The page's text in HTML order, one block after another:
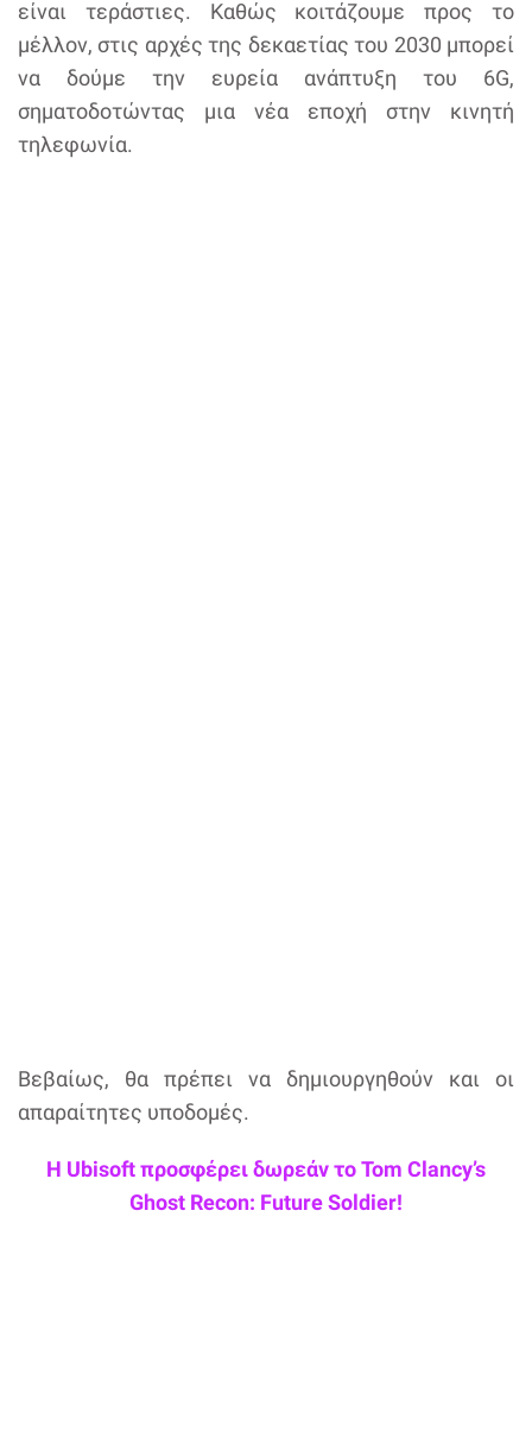
είναι τεράστιες. Καθώς κοιτάζουμε προς το
μέλλον, στις αρχές της δεκαετίας του 2030 μπορεί
να δούμε την ευρεία ανάπτυξη του 6G,
σηματοδοτώντας μια νέα εποχή στην κινητή
τηλεφωνία.
Βεβαίως, θα πρέπει να δημιουργηθούν και οι
απαραίτητες υποδομές.
Η Ubisoft προσφέρει δωρεάν το Tom Clancy’s
Ghost Recon: Future Soldier!